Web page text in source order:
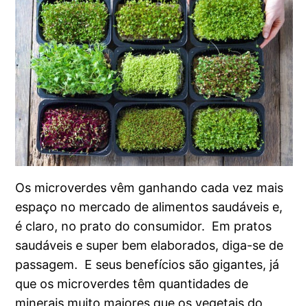
Os microverdes vêm ganhando cada vez mais
espaço no mercado de alimentos saudáveis e,
é claro, no prato do consumidor. Em pratos
saudáveis e super bem elaborados, diga-se de
passagem. E seus benefícios são gigantes, já
que os microverdes têm quantidades de
minerais muito maiores que os vegetais do